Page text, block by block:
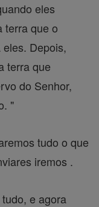
eles
terra que o
Depois,
terra que
do Senhor,
"
tudo o que
iremos .
e agora